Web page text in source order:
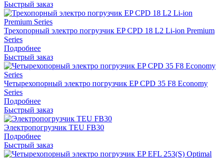
Быстрый заказ
Трехопорный электро погрузчик EP CPD 18 L2 Li-ion Premium
Series
Подробнее
Быстрый заказ
Четырехопорный электро погрузчик EP CPD 35 F8 Economy
Series
Подробнее
Быстрый заказ
Электропогрузчик TEU FB30
Подробнее
Быстрый заказ